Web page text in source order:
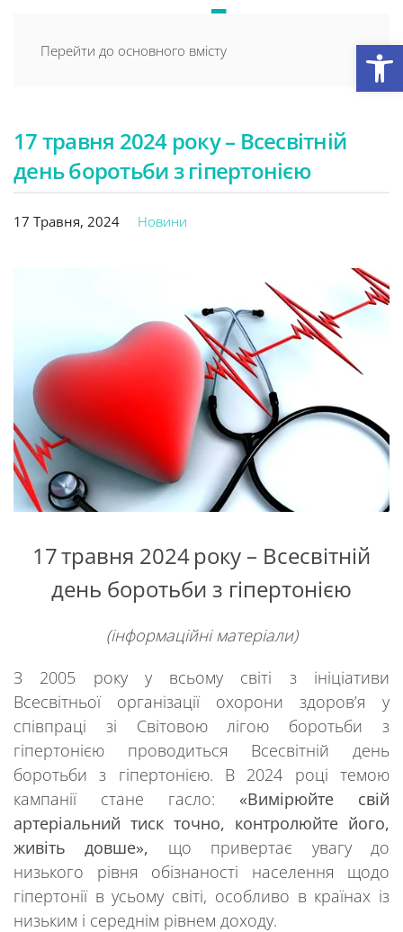
Перейти до основного вмісту
17 травня 2024 року – Всесвітній
день боротьби з гіпертонією
17 Травня, 2024 Новини
17травня 2024року – Всесвітній
день боротьби з гіпертонією
(інформаційні матеріали)
З 2005 року у всьому світі з ініціативи
Всесвітньої організації охорони здоров’я у
співпраці зі Світовою лігою боротьби з
гіпертонією проводиться Всесвітній день
боротьби з гіпертонією. В 2024 році темою
кампанії стане гасло: «Вимірюйте свій
артеріальний тиск точно, контролюйте його,
живіть довше», що привертає увагу до
низького рівня обізнаності населення щодо
гіпертонії в усьому світі, особливо в країнах із
низьким і середнім рівнем доходу.